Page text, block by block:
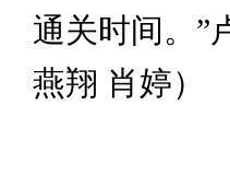
通关时间。”
燕翔 肖婷）